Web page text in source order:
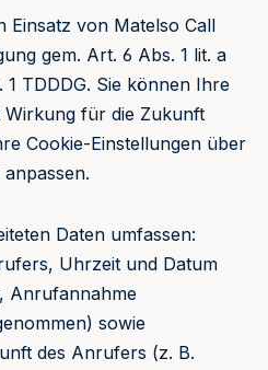
Einsatz von Matelso Call
gem. Art. 6 Abs. 1 lit. a
1 TDDDG. Sie können Ihre
Wirkung für die Zukunft
Cookie-Einstellungen über
Daten umfassen:
Uhrzeit und Datum
Anrufannahme
sowie
des Anrufers (z. B.